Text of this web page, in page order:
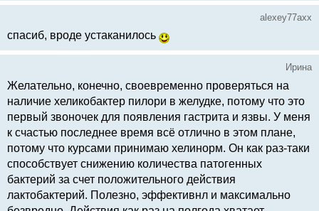
alexey77axx
спасиб, вроде устаканилось
Ирина
Желательно, конечно, своевременно проверяться на
наличие хеликобактер пилори в желудке, потому что это
первый звоночек для появления гастрита и язвы. У меня
к счастью последнее время всё отлично в этом плане,
потому что курсами принимаю хелинорм. Он как раз-таки
способствует снижению количества патогенных
бактерий за счет положительного действия
лактобактерий. Полезно, эффективнл и максимально